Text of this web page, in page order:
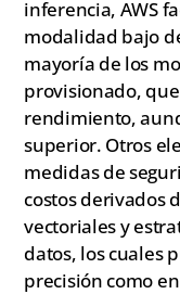
inferencia, AWS
modalidad bajo
mayoría de los
provisionado,
rendimiento,
superior. Otros
medidas de
costos derivados
vectoriales y
datos, los cuales
precisión como